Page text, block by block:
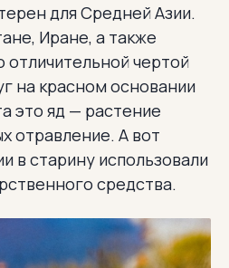
для Средней Азии.
Иране, а также
отличительной чертой
на красном основании
это яд — растение
отравление. А вот
в старину использовали
средства.